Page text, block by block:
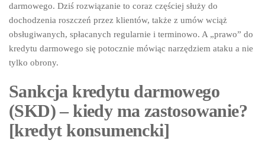
darmowego. Dziś rozwiązanie to coraz częściej służy do
dochodzenia roszczeń przez klientów, także z umów wciąż
obsługiwanych, spłacanych regularnie i terminowo. A „prawo” do
kredytu darmowego się potocznie mówiąc narzędziem ataku a nie
tylko obrony.
Sankcja kredytu darmowego
(SKD) – kiedy ma zastosowanie?
[kredyt konsumencki]